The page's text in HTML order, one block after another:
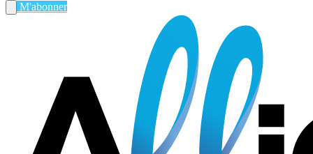
M'abonner